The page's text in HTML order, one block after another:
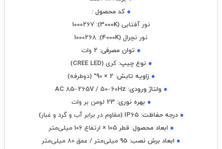
●کد محصول :
نور آفتابی (3000K): 1000267
نور نچرال (4000K): 1000268
● توان مصرفی:
● نوع چیپ:کری (CREE LED)
●زاویه تابش:
● ولتاژ ورودی:
● بهره نوری:
●درجه حفاظت: IP65 (مقاوم در برابر آب و گرد و غبار)
●ابعاد محصول: قطر 105 × ارتفاع 106 میلی‌متر
● ابعاد برش نصب: